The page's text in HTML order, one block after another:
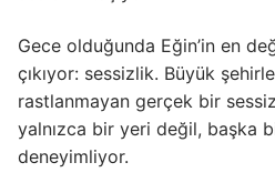
Gece olduğunda Eğin’in en
çıkıyor: sessizlik. Büyük
rastlanmayan gerçek bir
yalnızca bir yeri değil, başka
deneyimliyor.